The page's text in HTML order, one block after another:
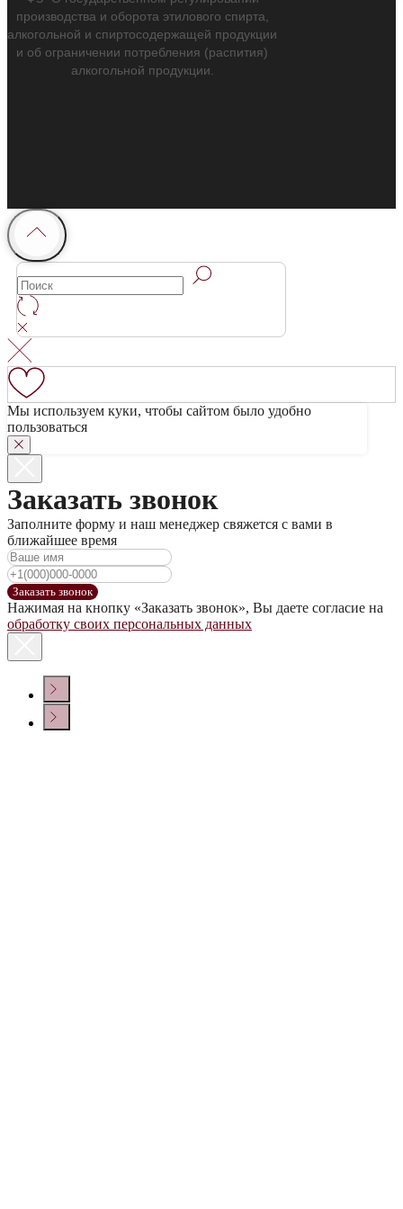
производства и оборота этилового спирта,
алкогольной и спиртосодержащей продукции
и об ограничении потребления (распития)
алкогольной продукции.
Мы используем куки, чтобы сайтом было удобно
пользоваться
Заказать звонок
Заполните форму и наш менеджер свяжется с вами в
ближайшее время
Заказать звонок
Нажимая на кнопку «Заказать звонок», Вы даете согласие на
обработку своих персональных данных